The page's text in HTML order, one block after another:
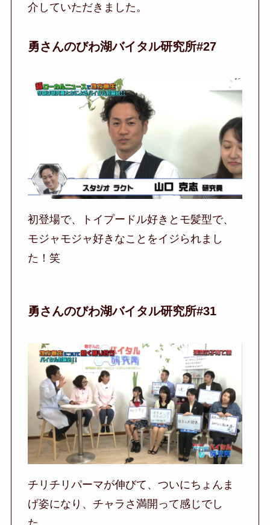
介していただきました。
勇さんのびわ湖バイタル研究所#27
初登場で、トイプードル好きとモ髪型で、
モジャモジャ好きなことをイジられまし
た！笑
勇さんのびわ湖バイタル研究所#31
チリチリパーマが伸びて、ついにちょんま
げ姿になり、チャラさ満開って感じでし